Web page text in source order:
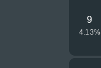
9
4.13%